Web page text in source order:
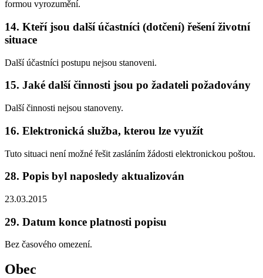
formou vyrozumění.
14. Kteří jsou další účastníci (dotčení) řešení životní
situace
Další účastníci postupu nejsou stanoveni.
15. Jaké další činnosti jsou po žadateli požadovány
Další činnosti nejsou stanoveny.
16. Elektronická služba, kterou lze využít
Tuto situaci není možné řešit zasláním žádosti elektronickou poštou.
28. Popis byl naposledy aktualizován
23.03.2015
29. Datum konce platnosti popisu
Bez časového omezení.
Obec